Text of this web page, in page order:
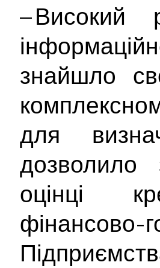
– Високий
знайшло
для
дозволило
оцінці